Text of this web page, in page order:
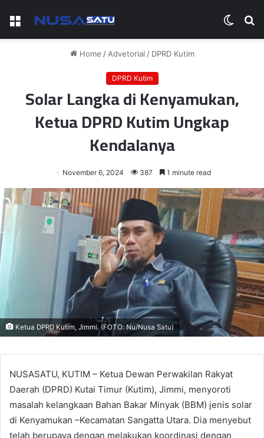
Menu
Switch
skin
Home / Advetorial / DPRD Kutim
DPRD Kutim
Solar Langka di Kenyamukan,
Ketua DPRD Kutim Ungkap
Kendalanya
November 6, 2024 387 1 minute read
Ketua DPRD Kutim, Jimmi. (FOTO: Nu/Nusa Satu)
NUSASATU, KUTIM – Ketua Dewan Perwakilan Rakyat
Daerah (DPRD) Kutai Timur (Kutim), Jimmi, menyoroti
masalah kelangkaan Bahan Bakar Minyak (BBM) jenis solar
di Kenyamukan –Kecamatan Sangatta Utara. Dia menyebut
telah berupaya dengan melakukan koordinasi dengan